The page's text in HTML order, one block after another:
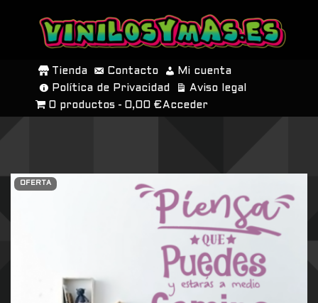
SALTAR
CONTENIDO
Tienda Contacto
Mi cuenta
Política de Privacidad
Aviso legal
0 productos
0,00 € Acceder
OFERTA